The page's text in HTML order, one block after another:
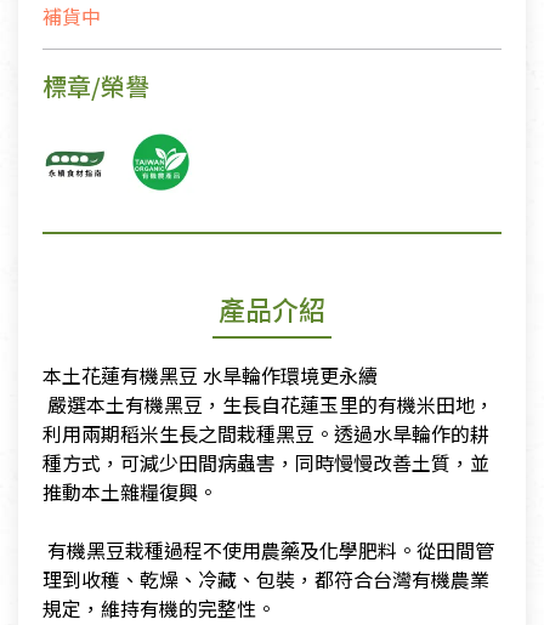
補貨中
標章/榮譽
產品介紹
本土花蓮有機黑豆 水旱輪作環境更永續
​ 嚴選本土有機黑豆，生長自花蓮玉里的有機米田地，
利用兩期稻米生長之間栽種黑豆。透過水旱輪作的耕
種方式，可減少田間病蟲害，同時慢慢改善土質，並
推動本土雜糧復興。
​ ​有機黑豆栽種過程不使用農藥及化學肥料。從田間管
理到收穫、乾燥、冷藏、包裝，都符合台灣有機農業
規定，維持有機的完整性。